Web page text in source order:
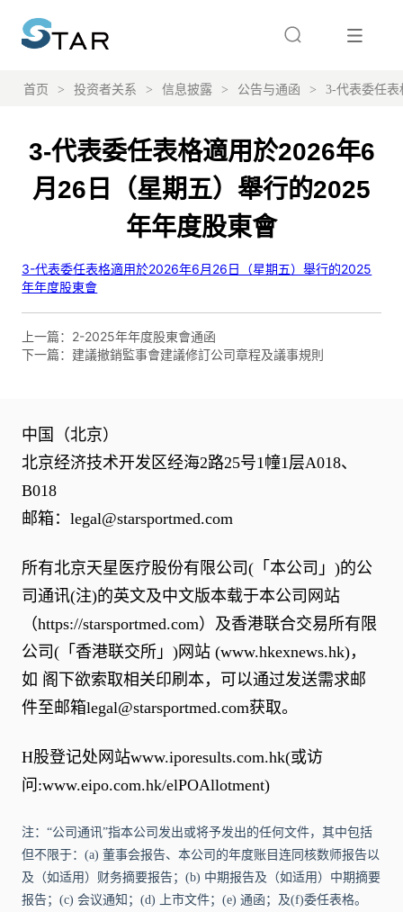
首页 > 投资者关系 > 信息披露 > 公告与通函 > 3-代表委任表
3-代表委任表格適用於2026年6
月26日（星期五）舉行的2025
年年度股東會
上一篇： 2-2025年年度股東會通函
下一篇： 建議撤銷監事會建議修訂公司章程及議事規則
中国（北京）
北京经济技术开发区经海2路25号1幢1层A018、
B018
邮箱：legal@starsportmed.com
所有北京天星医疗股份有限公司(「本公司」)的公
司通讯(注)的英文及中文版本载于本公司网站
（https://starsportmed.com）及香港联合交易所有限
公司(「香港联交所」)网站 (www.hkexnews.hk)，
如 阁下欲索取相关印刷本，可以通过发送需求邮
件至邮箱legal@starsportmed.com获取。
H股登记处网站www.iporesults.com.hk(或访
问:www.eipo.com.hk/elPOAllotment)
注：“公司通讯”指本公司发出或将予发出的任何文件，其中包括
但不限于：(a) 董事会报告、本公司的年度账目连同核数师报告以
及（如适用）财务摘要报告；(b) 中期报告及（如适用）中期摘要
报告；(c) 会议通知；(d) 上市文件；(e) 通函；及(f)委任表格。